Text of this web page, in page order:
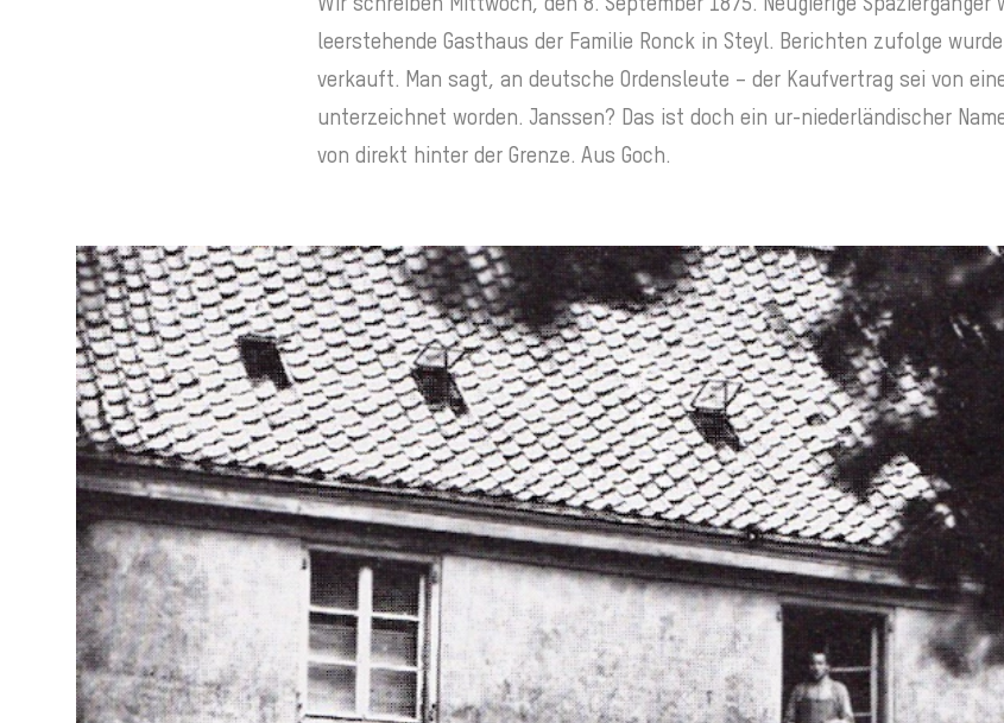
leerstehende Gasthaus der Familie Ronck in Steyl. Berichten zufolge
verkauft. Man sagt, an deutsche Ordensleute – der Kaufvertrag sei von
unterzeichnet worden. Janssen? Das ist doch ein ur-niederländischer
von direkt hinter der Grenze. Aus Goch.